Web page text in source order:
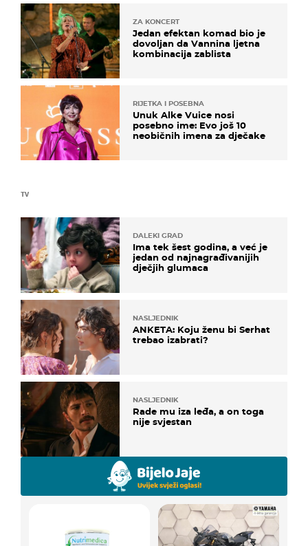
TV
DALEKI GRAD
Ima tek šest godina, a već je
jedan od najnagrađivanijih
dječjih glumaca
NASLJEDNIK
ANKETA: Koju ženu bi Serhat
trebao izabrati?
NASLJEDNIK
Rade mu iza leđa, a on toga
nije svjestan
ZA KONCERT
Jedan efektan komad bio je
dovoljan da Vannina ljetna
kombinacija zablista
RIJETKA I POSEBNA
Unuk Alke Vuice nosi
posebno ime: Evo još 10
neobičnih imena za dječake